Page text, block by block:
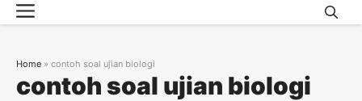
Skip
to
Menu
contoh soal ujian biologi
Home » contoh soal ujian biologi